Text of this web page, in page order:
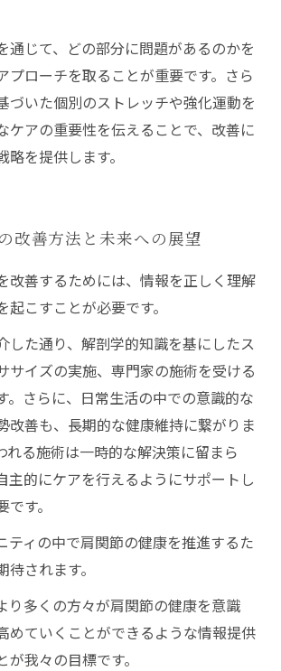
通じて、どの部分に問題があるのかを
プローチを取ることが重要です。さら
づいた個別のストレッチや強化運動を
ケアの重要性を伝えることで、改善に
を提供します。
改善方法と未来への展望
改善するためには、情報を正しく理解
起こすことが必要です。
した通り、解剖学的知識を基にしたス
サイズの実施、専門家の施術を受ける
。さらに、日常生活の中での意識的な
改善も、長期的な健康維持に繋がりま
れる施術は一時的な解決策に留まら
主的にケアを行えるようにサポートし
す。
ティの中で肩関節の健康を推進するた
されます。
り多くの方々が肩関節の健康を意識
めていくことができるような情報提供
我々の目標です。